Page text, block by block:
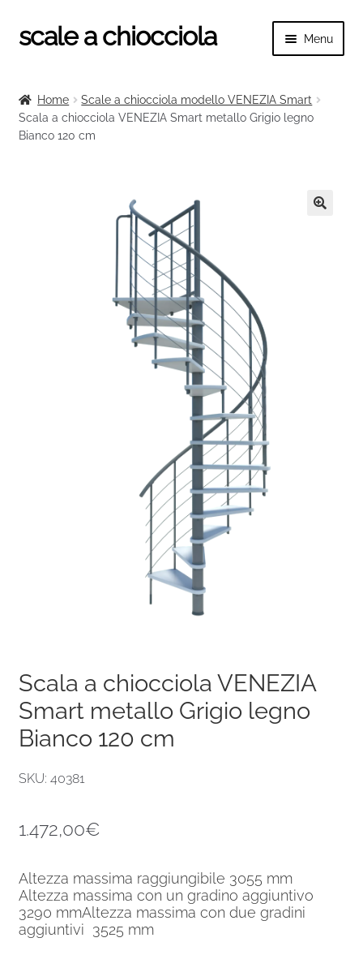
Vai
alla
Vai
al
scale a chiocciola Menu
il
Tutte le scale
menu
Ringhiere e balaustre
Home
Scale a chiocciola modello VENEZIA Smart
Scala a chiocciola VENEZIA Smart metallo Grigio legno
Bianco 120 cm
Scala a chiocciola VENEZIA
Smart metallo Grigio legno
Bianco 120 cm
SKU: 40381
1.472,00€
Altezza massima raggiungibile 3055 mm
Altezza massima con un gradino aggiuntivo
3290 mmAltezza massima con due gradini
aggiuntivi 3525 mm